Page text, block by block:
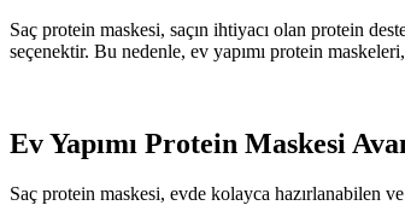
Saç protein maskesi, saçın ihtiyacı olan protein
seçenektir. Bu nedenle, ev yapımı protein
Ev Yapımı Protein Maskesi
Saç protein maskesi, evde kolayca hazırlanabilen